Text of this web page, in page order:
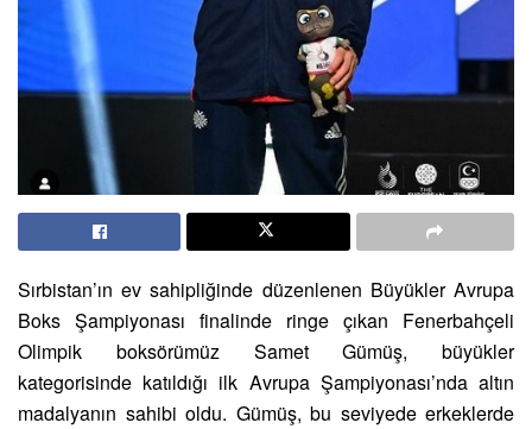
Sırbistan’ın ev sahipliğinde düzenlenen Büyükler Avrupa
Boks Şampiyonası finalinde ringe çıkan Fenerbahçeli
Olimpik boksörümüz Samet Gümüş, büyükler
kategorisinde katıldığı ilk Avrupa Şampiyonası’nda altın
madalyanın sahibi oldu. Gümüş, bu seviyede erkeklerde